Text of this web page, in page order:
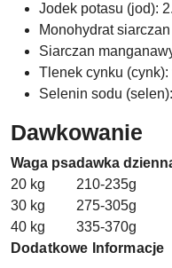
Jodek potasu (jod):
Monohydrat
Siarczan
Tlenek cynku (cynk):
Selenin sodu
Dawkowanie
Waga psadawka
20 kg
210-235g
30 kg
275-305g
40 kg
335-370g
Dodatkowe Informacje